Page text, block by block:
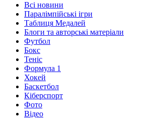
Всі новини
Паралімпійські ігри
Таблиця Медалей
Блоги та авторські матеріали
Футбол
Бокс
Теніс
Формула 1
Хокей
Баскетбол
Кіберспорт
Фото
Відео